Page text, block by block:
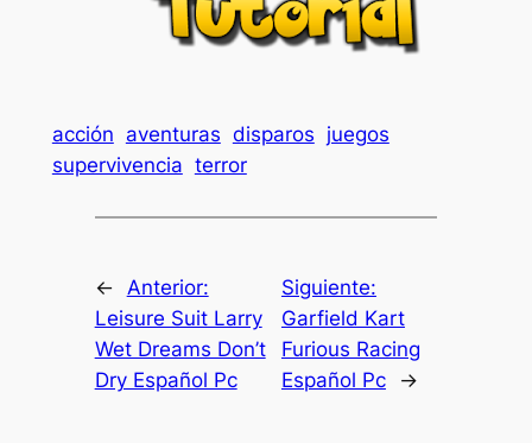
acción aventuras disparos juegos
supervivencia terror
← Anterior:
Leisure Suit Larry
Wet Dreams Don’t
Dry Español Pc
Siguiente:
Garfield Kart
Furious Racing
Español Pc
→